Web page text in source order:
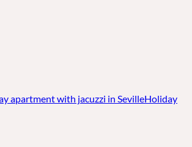
apartment with jacuzzi in SevilleHoliday